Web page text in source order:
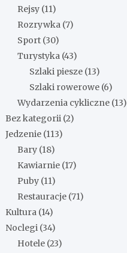
Rejsy (11)
Rozrywka (7)
Sport (30)
Turystyka (43)
Szlaki piesze (13)
Szlaki rowerowe (6)
Wydarzenia cykliczne (13)
Bez kategorii (2)
Jedzenie (113)
Bary (18)
Kawiarnie (17)
Puby (11)
Restauracje (71)
Kultura (14)
Noclegi (34)
Hotele (23)